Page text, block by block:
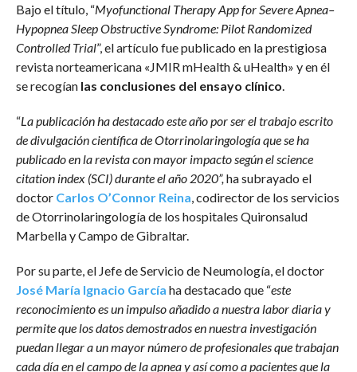
Bajo el título, “Myofunctional Therapy App for Severe Apnea–
Hypopnea Sleep Obstructive Syndrome: Pilot Randomized
Controlled Trial”, el artículo fue publicado en la prestigiosa
revista norteamericana «JMIR mHealth & uHealth» y en él
se recogían las conclusiones del ensayo clínico
“La publicación ha destacado este año por ser el trabajo escrito
de divulgación científica de Otorrinolaringología que se ha
publicado en la revista con mayor impacto según el science
citation index (SCI) durante el año 2020”, ha subrayado el
doctor Carlos O’Connor Reina , codirector de los servicios
de Otorrinolaringología de los hospitales Quironsalud
Marbella y Campo de Gibraltar.
Por su parte, el Jefe de Servicio de Neumología, el doctor
José María Ignacio García ha destacado que “este
reconocimiento es un impulso añadido a nuestra labor diaria y
permite que los datos demostrados en nuestra investigación
puedan llegar a un mayor número de profesionales que trabajan
cada día en el campo de la apnea y así como a pacientes que la